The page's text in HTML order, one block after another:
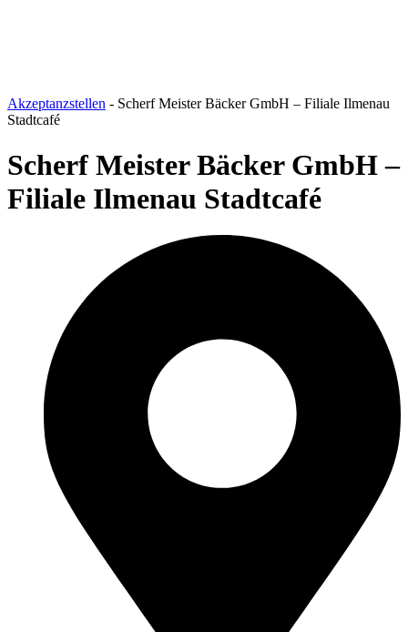
Akzeptanzstellen - Scherf Meister Bäcker GmbH – Filiale Ilmenau
Stadtcafé
Scherf Meister Bäcker GmbH –
Filiale Ilmenau Stadtcafé